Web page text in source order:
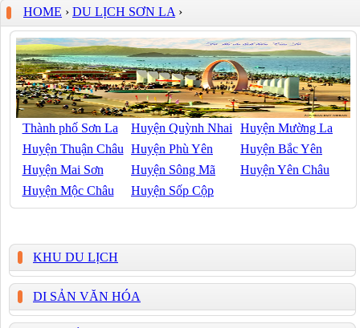
HOME › DU LỊCH SƠN LA ›
Thành phố Sơn La Huyện Quỳnh Nhai
Huyện Mường La
Huyện Thuận Châu Huyện Phù Yên
Huyện Bắc Yên
Huyện Mai Sơn
Huyện Sông Mã
Huyện Yên Châu
Huyện Mộc Châu
Huyện Sốp Cộp
KHU DU LỊCH
DI SẢN VĂN HÓA